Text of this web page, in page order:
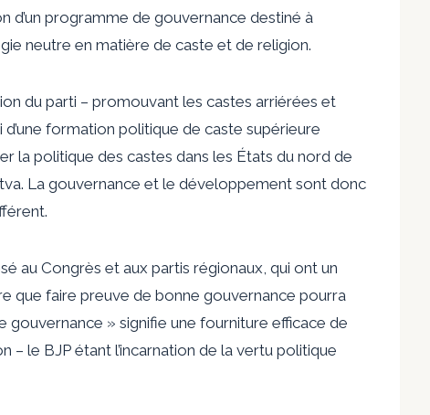
d’un programme de gouvernance destiné à
neutre en matière de caste et de religion.
du parti – promouvant les castes arriérées et
formation politique de caste supérieure
la politique des castes dans les États du nord de
La gouvernance et le développement sont donc
au Congrès et aux partis régionaux, qui ont un
que faire preuve de bonne gouvernance pourra
gouvernance » signifie une fourniture efficace de
– le BJP étant l’incarnation de la vertu politique